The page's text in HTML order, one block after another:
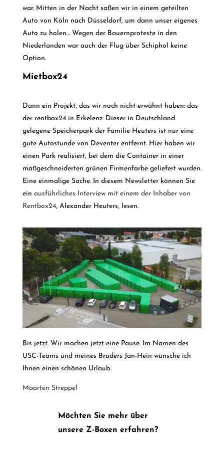
war. Mitten in der Nacht saßen wir in einem geteilten
Auto von Köln nach Düsseldorf, um dann unser eigenes
Auto zu holen… Wegen der Bauernproteste in den
Niederlanden war auch der Flug über Schiphol keine
Option.
Mietbox24
Dann ein Projekt, das wir noch nicht erwähnt haben: das
der rentbox24 in Erkelenz. Dieser in Deutschland
gelegene Speicherpark der Familie Heuters ist nur eine
gute Autostunde von Deventer entfernt. Hier haben wir
einen Park realisiert, bei dem die Container in einer
maßgeschneiderten grünen Firmenfarbe geliefert wurden.
Eine einmalige Sache. In diesem Newsletter können Sie
ein ausführliches Interview mit einem der Inhaber von
Rentbox24, Alexander Heuters, lesen.
Bis jetzt. Wir machen jetzt eine Pause. Im Namen des
USC-Teams und meines Bruders Jan-Hein wünsche ich
Ihnen einen schönen Urlaub.
Maarten Streppel
Möchten Sie mehr über
unsere Z-Boxen erfahren?